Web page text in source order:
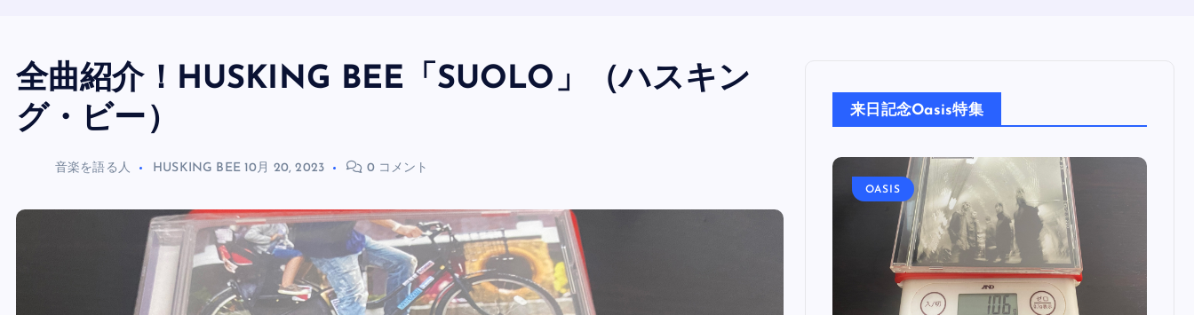
全曲紹介！HUSKING BEE「SUOLO」（ハスキン
グ・ビー）
音楽を語る人 HUSKING BEE 10月 20, 2023 0 コメント
来日記念Oasis特集
OASIS